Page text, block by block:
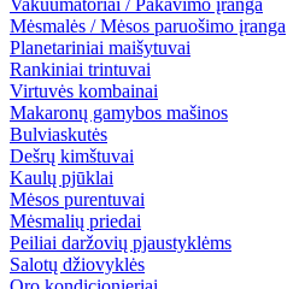
Vakuumatoriai / Pakavimo įranga
Mėsmalės / Mėsos paruošimo įranga
Planetariniai maišytuvai
Rankiniai trintuvai
Virtuvės kombainai
Makaronų gamybos mašinos
Bulviaskutės
Dešrų kimštuvai
Kaulų pjūklai
Mėsos purentuvai
Mėsmalių priedai
Peiliai daržovių pjaustyklėms
Salotų džiovyklės